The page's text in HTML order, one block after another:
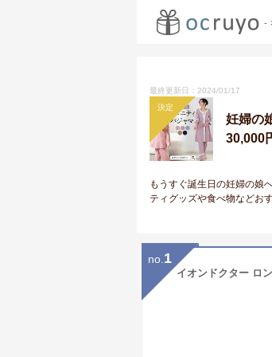
最終更新日：2024/01/17
決定
妊婦の
30,000
もうすぐ誕生日の妊婦の娘
ティグッズや食べ物などお
no. 1